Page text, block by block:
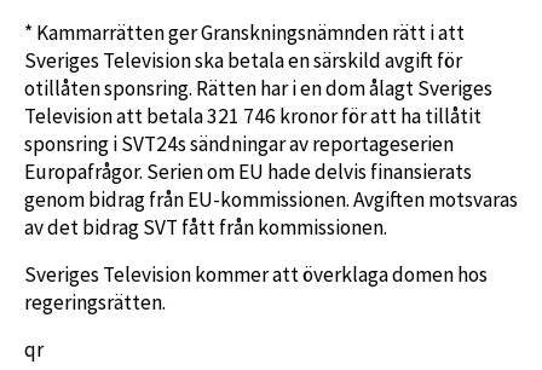
* Kammarrätten ger Granskningsnämnden rätt i att
Sveriges Television ska betala en särskild avgift för
otillåten sponsring. Rätten har i en dom ålagt Sveriges
Television att betala 321 746 kronor för att ha tillåtit
sponsring i SVT24s sändningar av reportageserien
Europafrågor. Serien om EU hade delvis finansierats
genom bidrag från EU-kommissionen. Avgiften motsvaras
av det bidrag SVT fått från kommissionen.
Sveriges Television kommer att överklaga domen hos
regeringsrätten.
qr